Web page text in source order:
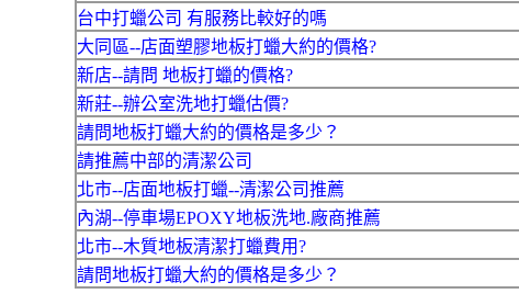
台中打蠟公司 有服務比較好的嗎
大同區--店面塑膠地板打蠟大約的價格?
新店--請問 地板打蠟的價格?
新莊--辦公室洗地打蠟估價?
請問地板打蠟大約的價格是多少？
請推薦中部的清潔公司
北市--店面地板打蠟--清潔公司推薦
內湖--停車場EPOXY地板洗地.廠商推薦
北市--木質地板清潔打蠟費用?
請問地板打蠟大約的價格是多少？